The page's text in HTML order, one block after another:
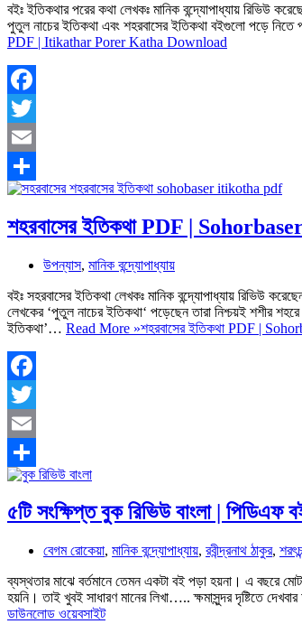
বইঃ ইতিকথার পরের কথা লেখকঃ মানিক বন্দ্যোপাধ্যায় রিভিউ
পুতুল নাচের ইতিকথা এবং শহরবাসের ইতিকথা বইগুলো পড়ে
PDF | Itikathar Porer Katha Download
Facebook
Twitter
Email
Share
শহরবাসের ইতিকথা PDF |
উপন্যাস, মানিক বন্দ্যোপাধ্যায়
বইঃ সহরবাসের ইতিকথা লেখকঃ মানিক বন্দ্যোপাধ্যায় রিভিউ
লেখকের ‘পুতুল নাচের ইতিকথা‘ পড়েছেন তারা নিশ্চয়ই শশীর
ইতিকথা’… Read More »শহরবাসের ইতিকথা PDF |
Facebook
Twitter
Email
Share
৫টি সংক্ষিপ্ত বুক রিভিউ বাংলা | পিডিএফ
বেগম রোকেয়া, মানিক বন্দ্যোপাধ্যায়, রবীন্দ্রনাথ ঠাকুর,
ব্যস্থতার মাঝে বর্তমানে তেমন একটা বই পড়া হয়না। এ বছরে
হয়নি। তাই খুবই সাধারণ মানের লিখা….. ক্ষমাসুন্দর দৃষ্টিতে
ডাউনলোড ওয়েবসাইট